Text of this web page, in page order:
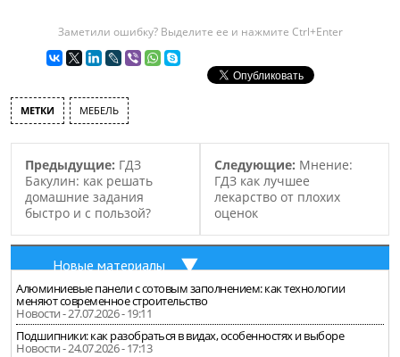
Заметили ошибку? Выделите ее и нажмите Ctrl+Enter
МЕТКИ МЕБЕЛЬ
Предыдущие: ГДЗ
Бакулин: как решать
домашние задания
быстро и с пользой?
Следующие: Мнение:
ГДЗ как лучшее
лекарство от плохих
оценок
Новые материалы
Алюминиевые панели с сотовым заполнением: как технологии
меняют современное строительство
Новости - 27.07.2026 - 19:11
Подшипники: как разобраться в видах, особенностях и выборе
Новости - 24.07.2026 - 17:13